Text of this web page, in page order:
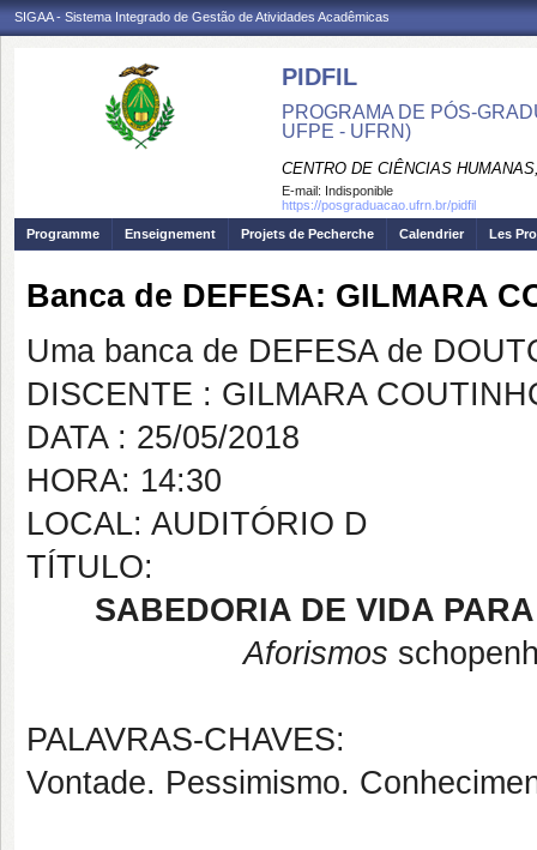
SIGAA - Sistema Integrado de Gestão de Atividades Acadêmicas
PIDFIL
PROGRAMA DE PÓS-
UFPE - UFRN)
CENTRO DE CIÊNCIAS
E-mail: Indisponible
https://posgraduacao.ufrn.br/pidfil
Programme
Enseignement Projets de Pecherche Calendrier Les
Banca de DEFESA: GILMARA
Uma banca de DEFESA de
DISCENTE : GILMARA
DATA : 25/05/2018
HORA: 14:30
LOCAL: AUDITÓRIO D
TÍTULO:
SABEDORIA DE VIDA
Aforismos
PALAVRAS-CHAVES:
Vontade. Pessimismo.